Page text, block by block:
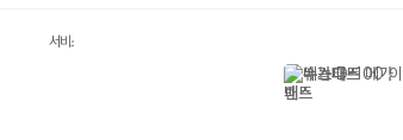
서비스 가입사실 확인